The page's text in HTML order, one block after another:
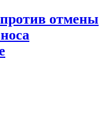
отмены